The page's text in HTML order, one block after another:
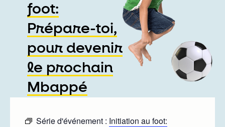
foot:
Prépare-toi,
pour devenir
le prochain
Mbappé
Série d'événement : Initiation au foot: